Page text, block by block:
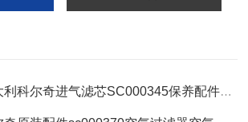
科尔奇进气滤芯SC000345保养配件空滤